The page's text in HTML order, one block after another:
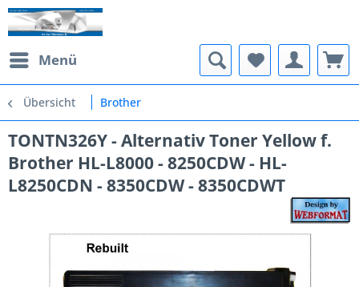
Menü
Übersicht Brother
TONTN326Y - Alternativ Toner Yellow f.
Brother HL-L8000 - 8250CDW - HL-
L8250CDN - 8350CDW - 8350CDWT